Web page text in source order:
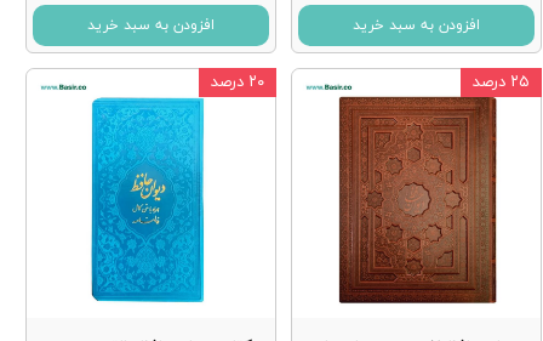
افزودن به سبد خرید افزودن به سبد خرید
۲۵ درصد ۲۰ درصد